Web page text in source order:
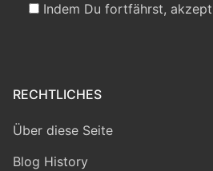
Indem Du fortfährst,
RECHTLICHES
Über diese Seite
Blog History